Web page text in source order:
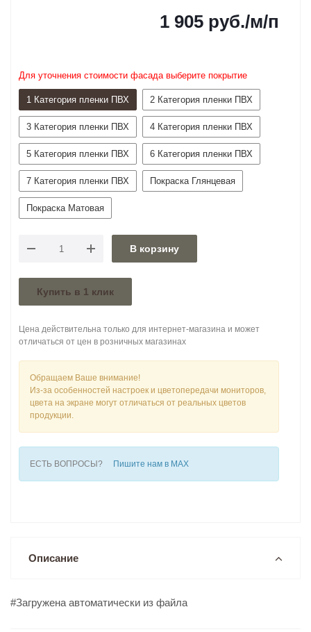
1 905 руб./м/п
Для уточнения стоимости фасада выберите покрытие
1 Категория пленки ПВХ 2 Категория пленки ПВХ
3 Категория пленки ПВХ 4 Категория пленки ПВХ
5 Категория пленки ПВХ 6 Категория пленки ПВХ
7 Категория пленки ПВХ Покраска Глянцевая
Покраска Матовая
В корзину
Купить в 1 клик
Цена действительна только для интернет-магазина и может
отличаться от цен в розничных магазинах
Обращаем Ваше внимание!
Из-за особенностей настроек и цветопередачи мониторов,
цвета на экране могут отличаться от реальных цветов
продукции.
ЕСТЬ ВОПРОСЫ? Пишите нам в MAX
Описание
#Загружена автоматически из файла